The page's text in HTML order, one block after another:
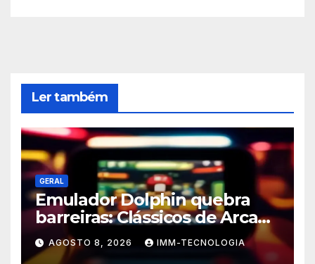
Ler também
GERAL
Emulador Dolphin quebra
barreiras: Clássicos de Arcade
da Triforce agora no seu PC e
Android!
AGOSTO 8, 2026 IMM-TECNOLOGIA